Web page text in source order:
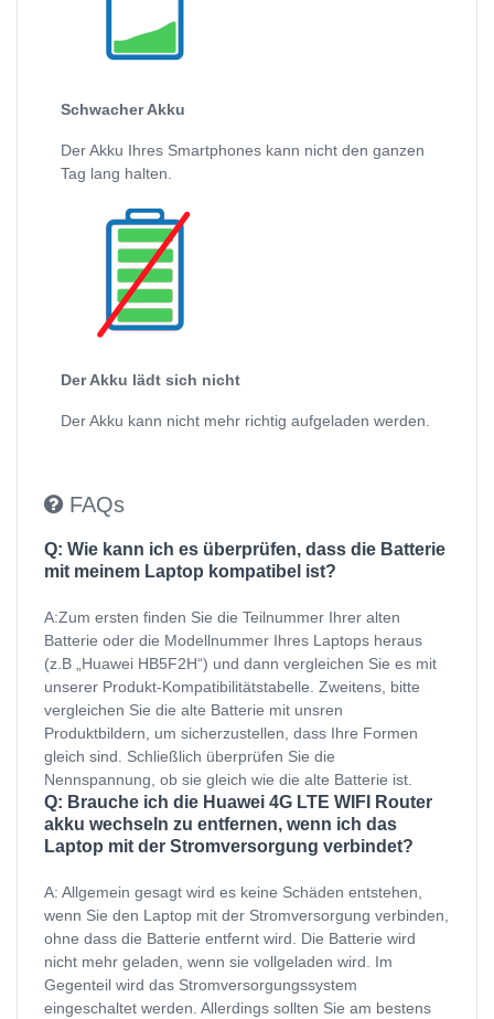
Schwacher Akku
Der Akku Ihres Smartphones kann nicht den ganzen
Tag lang halten.
Der Akku lädt sich nicht
Der Akku kann nicht mehr richtig aufgeladen werden.
FAQs
Q: Wie kann ich es überprüfen, dass die Batterie
mit meinem Laptop kompatibel ist?
A:Zum ersten finden Sie die Teilnummer Ihrer alten
Batterie oder die Modellnummer Ihres Laptops heraus
(z.B „Huawei HB5F2H“) und dann vergleichen Sie es mit
unserer Produkt-Kompatibilitätstabelle. Zweitens, bitte
vergleichen Sie die alte Batterie mit unsren
Produktbildern, um sicherzustellen, dass Ihre Formen
gleich sind. Schließlich überprüfen Sie die
Nennspannung, ob sie gleich wie die alte Batterie ist.
Q: Brauche ich die Huawei 4G LTE WIFI Router
akku wechseln zu entfernen, wenn ich das
Laptop mit der Stromversorgung verbindet?
A: Allgemein gesagt wird es keine Schäden entstehen,
wenn Sie den Laptop mit der Stromversorgung verbinden,
ohne dass die Batterie entfernt wird. Die Batterie wird
nicht mehr geladen, wenn sie vollgeladen wird. Im
Gegenteil wird das Stromversorgungssystem
eingeschaltet werden. Allerdings sollten Sie am bestens